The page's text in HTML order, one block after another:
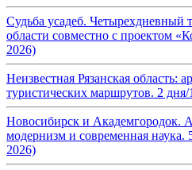
Судьба усадеб. Четырехдневный
области совместно с проектом
2026)
Неизвестная Рязанская область:
туристических маршрутов. 2 дня/
Новосибирск и Академгородок.
модернизм и современная наука.
2026)